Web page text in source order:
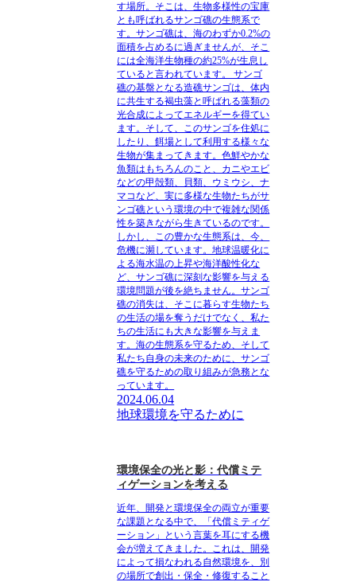
す場所。そこは、生物多様性の宝庫
とも呼ばれるサンゴ礁の生態系で
す。サンゴ礁は、海のわずか0.2%の
面積を占めるに過ぎませんが、そこ
には全海洋生物種の約25%が生息し
ていると言われています。 サンゴ
礁の基盤となる造礁サンゴは、体内
に共生する褐虫藻と呼ばれる藻類の
光合成によってエネルギーを得てい
ます。そして、このサンゴを住処に
したり、餌場として利用する様々な
生物が集まってきます。色鮮やかな
魚類はもちろんのこと、カニやエビ
などの甲殻類、貝類、ウミウシ、ナ
マコなど、実に多様な生物たちがサ
ンゴ礁という環境の中で複雑な関係
性を築きながら生きているのです。
しかし、この豊かな生態系は、今、
危機に瀕しています。地球温暖化に
よる海水温の上昇や海洋酸性化な
ど、サンゴ礁に深刻な影響を与える
環境問題が後を絶ちません。サンゴ
礁の消失は、そこに暮らす生物たち
の生活の場を奪うだけでなく、私た
ちの生活にも大きな影響を与えま
す。海の生態系を守るため、そして
私たち自身の未来のために、サンゴ
礁を守るための取り組みが急務とな
っています。
2024.06.04
地球環境を守るために
環境保全の光と影：代償ミテ
ィゲーションを考える
近年、開発と環境保全の両立が重要
な課題となる中で、「代償ミティゲ
ーション」という言葉を耳にする機
会が増えてきました。これは、開発
によって損なわれる自然環境を、別
の場所で創出・保全・修復すること